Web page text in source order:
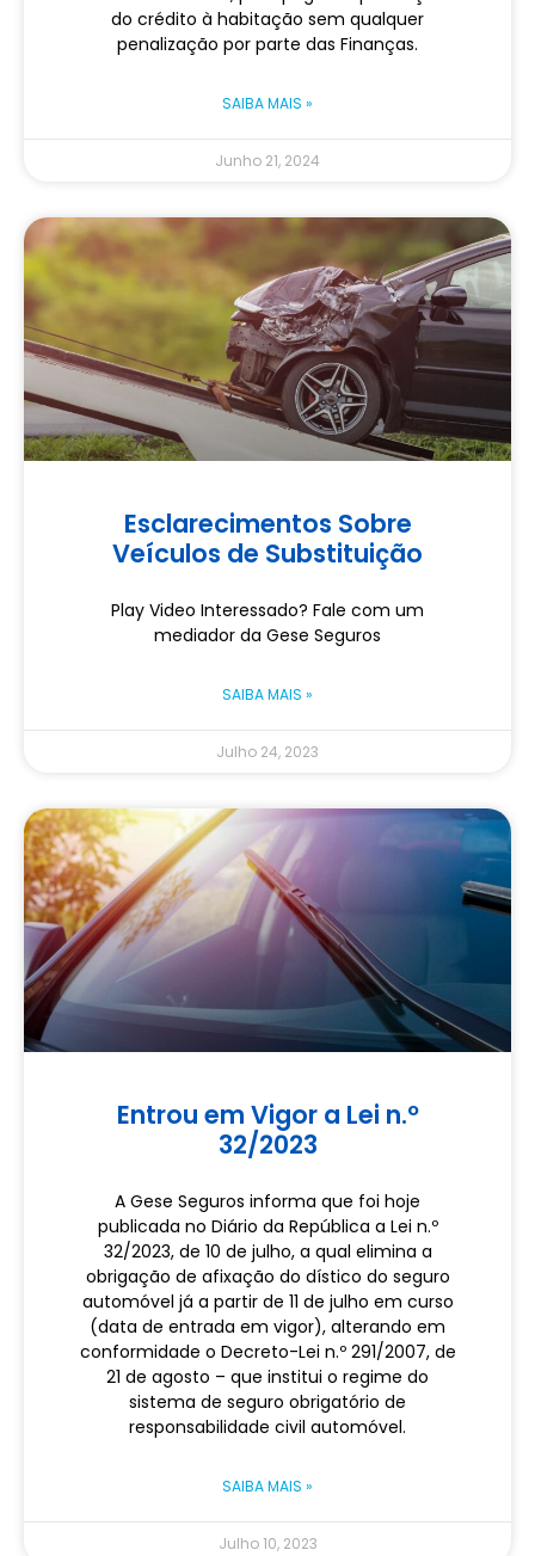
do crédito à habitação sem qualquer
penalização por parte das Finanças.
SAIBA MAIS »
Junho 21, 2024
Esclarecimentos Sobre
Veículos de Substituição
Play Video Interessado? Fale com um
mediador da Gese Seguros
SAIBA MAIS »
Julho 24, 2023
Entrou em Vigor a Lei n.º
32/2023
A Gese Seguros informa que foi hoje
publicada no Diário da República a Lei n.º
32/2023, de 10 de julho, a qual elimina a
obrigação de afixação do dístico do seguro
automóvel já a partir de 11 de julho em curso
(data de entrada em vigor), alterando em
conformidade o Decreto-Lei n.º 291/2007, de
21 de agosto – que institui o regime do
sistema de seguro obrigatório de
responsabilidade civil automóvel.
SAIBA MAIS »
Julho 10, 2023